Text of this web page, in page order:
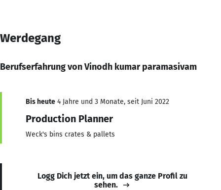
Werdegang
Berufserfahrung von Vinodh kumar paramasivam
Bis heute 4 Jahre und 3 Monate, seit Juni 2022
Production Planner
Weck's bins crates & pallets
Logg Dich jetzt ein, um das ganze Profil zu
sehen.